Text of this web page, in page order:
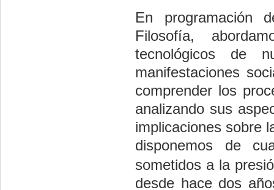
En programación
Filosofía,
tecnológicos de
manifestaciones
comprender los
analizando sus
implicaciones sobre
disponemos de
sometidos a la
desde hace dos